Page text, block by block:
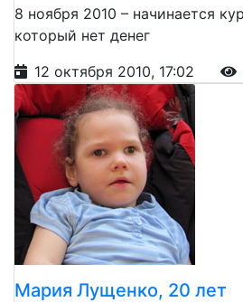
8 ноября 2010 – начинается
который нет денег
12 октября 2010, 17:02
Мария Лущенко, 20 лет